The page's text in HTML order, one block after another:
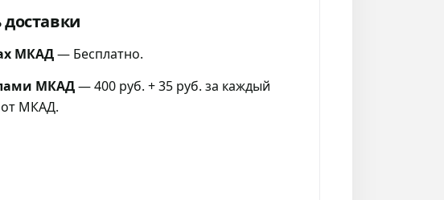
МКАД— Бесплатно.
МКАД— 400 руб. + 35 руб. за каждый
МКАД.